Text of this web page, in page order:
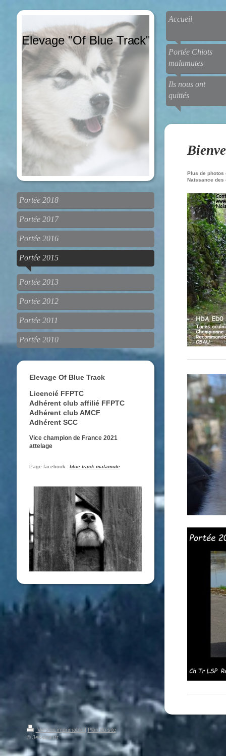
Elevage "Of Blue Track"
Portée 2018
Portée 2017
Portée 2016
Portée 2015
Portée 2013
Portée 2012
Portée 2011
Portée 2010
Elevage Of Blue Track
Licencié FFPTC
Adhérent club affilié FFPTC
Adhérent club AMCF
Adhérent SCC
Vice champion de France 2021
attelage
Page facebook : blue track malamute
Accueil
Portée Chiots
malamutes
Ils nous ont
quittés
Plus de photos
Naissance des
Version imprimable| Plan du site
© Jessica Irr